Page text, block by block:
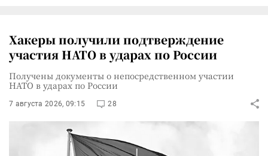
Хакеры получили подтверждение
участия НАТО в ударах по России
Получены документы о непосредственном участии
НАТО в ударах по России
7 августа 2026, 09:15 28